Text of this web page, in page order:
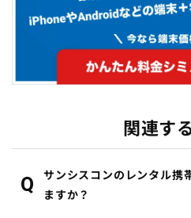
関連す
サンシスコンのレンタル携
ますか？